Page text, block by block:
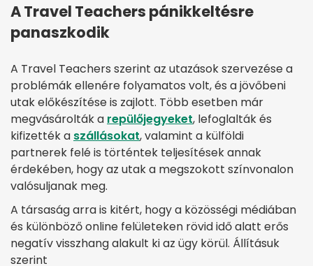
A Travel Teachers pánikkeltésre
panaszkodik
A Travel Teachers szerint az utazások szervezése a
problémák ellenére folyamatos volt, és a jövőbeni
utak előkészítése is zajlott. Több esetben már
megvásárolták a repülőjegyeket, lefoglalták és
kifizették a szállásokat, valamint a külföldi
partnerek felé is történtek teljesítések annak
érdekében, hogy az utak a megszokott színvonalon
valósuljanak meg.
A társaság arra is kitért, hogy a közösségi médiában
és különböző online felületeken rövid idő alatt erős
negatív visszhang alakult ki az ügy körül. Állításuk
szerint